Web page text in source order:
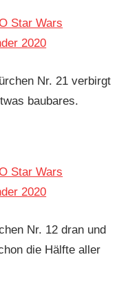
Star Wars
2020
Nr. 21 verbirgt
baubares.
Star Wars
2020
Nr. 12 dran und
die Hälfte aller